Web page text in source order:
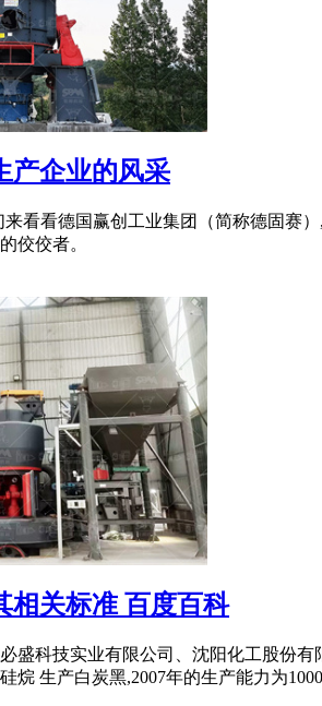
产企业的风采
来看看德国赢创工业集团（简称德固赛
佼佼者。
相关标准 百度百科
盛科技实业有限公司、沈阳化工股份
烷 生产白炭黑,2007年的生产能力为